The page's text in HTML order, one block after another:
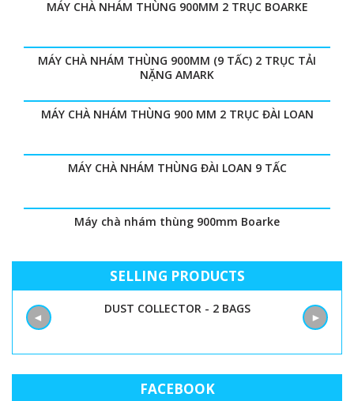
MÁY CHÀ NHÁM THÙNG 900MM 2 TRỤC BOARKE
MÁY CHÀ NHÁM THÙNG 900MM (9 TẤC) 2 TRỤC TẢI
NẶNG AMARK
MÁY CHÀ NHÁM THÙNG 900 MM 2 TRỤC ĐÀI LOAN
MÁY CHÀ NHÁM THÙNG ĐÀI LOAN 9 TẤC
Máy chà nhám thùng 900mm Boarke
SELLING PRODUCTS
DUST COLLECTOR - 2 BAGS
◄ ►
FACEBOOK